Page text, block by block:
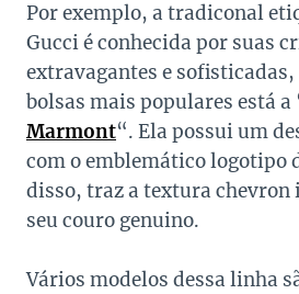
Por exemplo, a tradiconal
Gucci é conhecida por suas
extravagantes e sofisticadas,
bolsas mais populares está a
Marmont“. Ela possui um
com o emblemático logotipo
disso, traz a textura
seu couro genuino.
Vários modelos dessa linha